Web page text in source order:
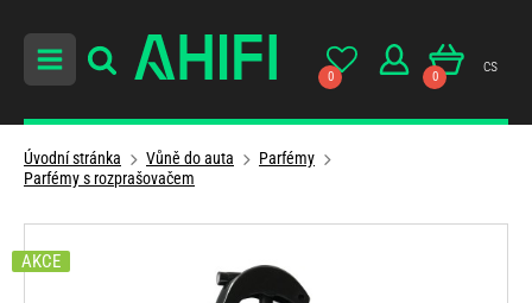
0 0
cs
Úvodní stránka Vůně do auta
Parfémy
Parfémy s rozprašovačem
AKCE